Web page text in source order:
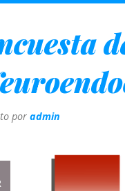
por admin